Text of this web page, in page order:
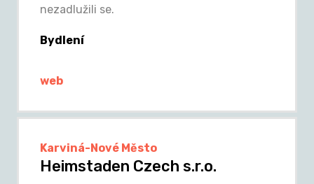
nezadlužili se.
Bydlení
web
Karviná-Nové Město
Heimstaden Czech s.r.o.